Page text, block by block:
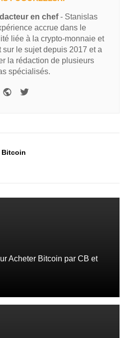
en chef- Stanislas
accrue dans le
liée à la crypto-monnaie et
sur le sujet depuis 2017 et a
la rédaction de plusieurs
spécialisés.
Bitcoin
Acheter Bitcoin par CB et